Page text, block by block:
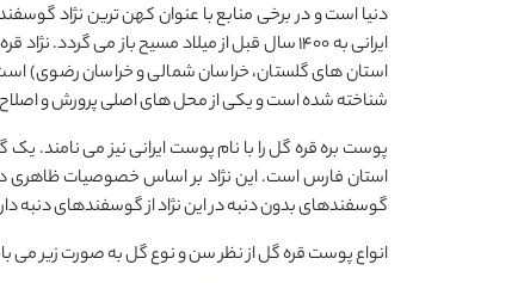
دنیا است و در برخی منابع با عنوان کهن ترین نژاد
ایرانی به ۱۴۰۰ سال قبل از میلاد مسیح باز می
استان های گلستان، خراسان شمالی و خراسان رضوی) است
شناخته شده است و یکی از محل های اصلی پرورش و
پوست بره قره گل را با نام پوست ایرانی نیز می نامند. یک
استان فارس است. این نژاد بر اساس خصوصیات ظاهری
گوسفندهای بدون دنبه در این نژاد از گوسفندهای دنبه
انواع پوست قره گل از نظر سن و نوع گل به صورت زیر می